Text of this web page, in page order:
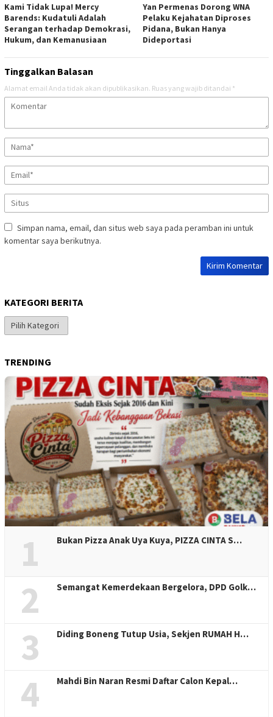
Kami Tidak Lupa! Mercy
Barends: Kudatuli Adalah
Serangan terhadap Demokrasi,
Hukum, dan Kemanusiaan
Yan Permenas Dorong WNA
Pelaku Kejahatan Diproses
Pidana, Bukan Hanya
Dideportasi
Tinggalkan Balasan
Alamat email Anda tidak akan dipublikasikan. Ruas yang wajib ditandai *
Simpan nama, email, dan situs web saya pada peramban ini untuk
komentar saya berikutnya.
KATEGORI BERITA
Kategori
Berita
TRENDING
1 Bukan Pizza Anak Uya Kuya, PIZZA CINTA S…
2 Semangat Kemerdekaan Bergelora, DPD Golk…
3 Diding Boneng Tutup Usia, Sekjen RUMAH H…
4 Mahdi Bin Naran Resmi Daftar Calon Kepal…